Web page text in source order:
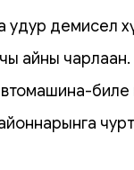
удур демисел
айны чарлаан.